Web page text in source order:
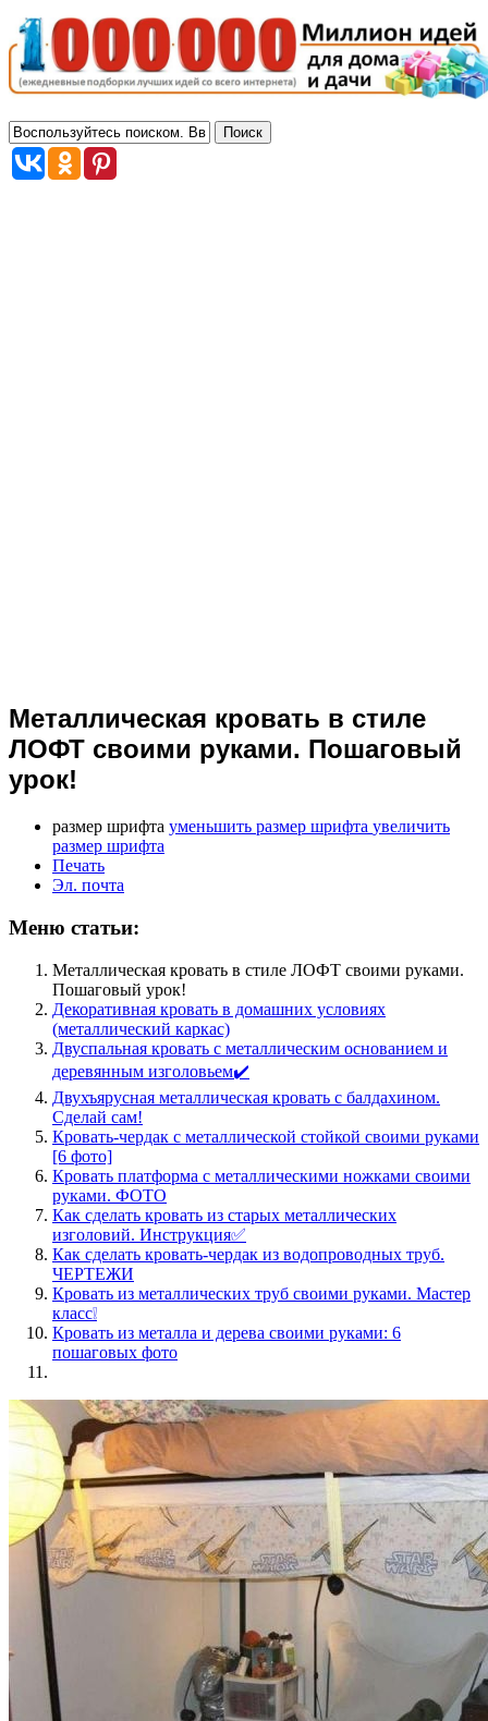
Металлическая кровать в стиле
ЛОФТ своими руками. Пошаговый
урок!
размер шрифта уменьшить размер шрифта увеличить
размер шрифта
Печать
Эл. почта
Меню статьи:
Металлическая кровать в стиле ЛОФТ своими руками.
Пошаговый урок!
Декоративная кровать в домашних условиях
(металлический каркас)
Двуспальная кровать с металлическим основанием и
деревянным изголовьем✔️
Двухъярусная металлическая кровать с балдахином.
Сделай сам!
Кровать-чердак с металлической стойкой своими руками
[6 фото]
Кровать платформа с металлическими ножками своими
руками. ФОТО
Как сделать кровать из старых металлических
изголовий. Инструкция✅
Как сделать кровать-чердак из водопроводных труб.
ЧЕРТЕЖИ
Кровать из металлических труб своими руками. Мастер
класс❕
Кровать из металла и дерева своими руками: 6
пошаговых фото